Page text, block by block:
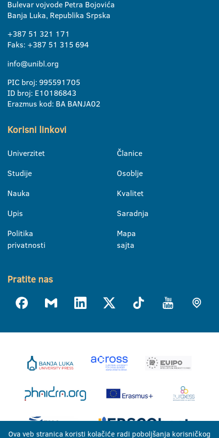
Bulevar vojvode Petra Bojovića
Banja Luka, Republika Srpska
+387 51 321 171
Faks: +387 51 315 694
info@unibl.org
PIC broj: 995591705
ID broj: E10186843
Erazmus kod: BA BANJA02
Korisni linkovi
Univerzitet
Studije
Nauka
Upis
Politika
privatnosti
Članice
Osoblje
Kvalitet
Saradnja
Mapa
sajta
Pratite nas
Ova veb stranica koristi kolačiće radi poboljšanja korisničkog